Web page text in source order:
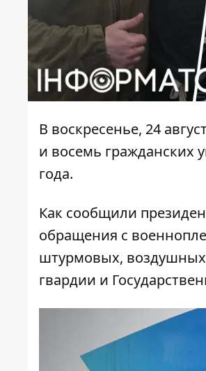
В воскресенье, 24
и восемь гражданских
года.
Как сообщили
обращения с
штурмовых,
гвардии и